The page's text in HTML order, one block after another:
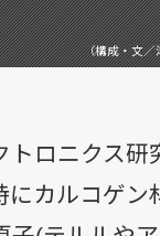
（構成・文
トロニクス
にカルコゲ